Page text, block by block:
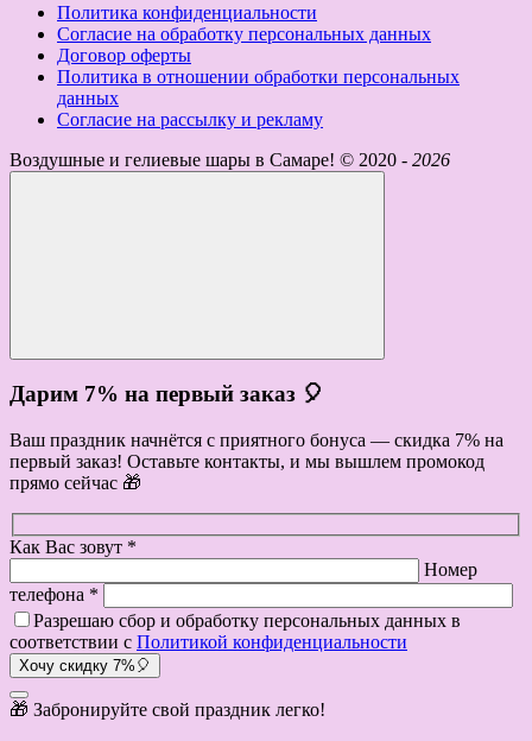
Политика конфиденциальности
Согласие на обработку персональных данных
Договор оферты
Политика в отношении обработки персональных
данных
Согласие на рассылку и рекламу
Воздушные и гелиевые шары в Самаре! © 2020 - 2026
Дарим 7% на первый заказ 🎈
Ваш праздник начнётся с приятного бонуса — скидка 7% на
первый заказ! Оставьте контакты, и мы вышлем промокод
прямо сейчас 🎁
Как Вас зовут *
Номер
телефона *
Разрешаю сбор и обработку персональных данных в
соответствии с Политикой конфиденциальности
Хочу скидку 7%🎈
🎁 Забронируйте свой праздник легко!